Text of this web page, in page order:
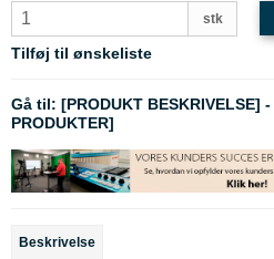
stk
Tilføj til ønskeliste
Gå til: [PRODUKT BESKRIVELSE] -
PRODUKTER]
Beskrivelse